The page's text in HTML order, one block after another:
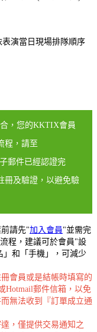
演當日現場排隊順序
，您的KKTIX會員
程，請至
郵件已經認證完
冊及驗證，以避免驗
請先"加入會員 "並需完
程，建議可於會員"設
」和「手機」，可減少
會員或是結帳時填寫的
Hotmail郵件信箱，以免
無法收到『訂單成立通
，僅提供交易通知之